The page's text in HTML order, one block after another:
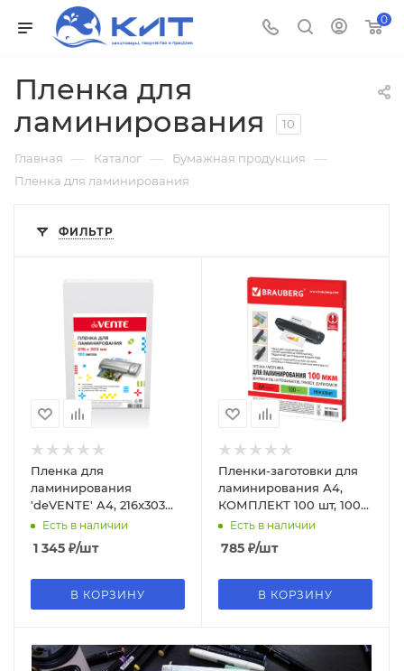
0
Пленка для
ламинирования
10
Главная — Каталог — Бумажная продукция —
Пленка для ламинирования
ФИЛЬТР
Пленка для
ламинирования
'deVENTE' A4, 216x303
мм, толщина 175 мкм,
100 л, 4122307
Есть в наличии
1 345 ₽/шт
В КОРЗИНУ
Пленки-заготовки для
ламинирования А4,
КОМПЛЕКТ 100 шт, 100
мкм, BRAUBERG, 530801
Есть в наличии
785 ₽/шт
В КОРЗИНУ